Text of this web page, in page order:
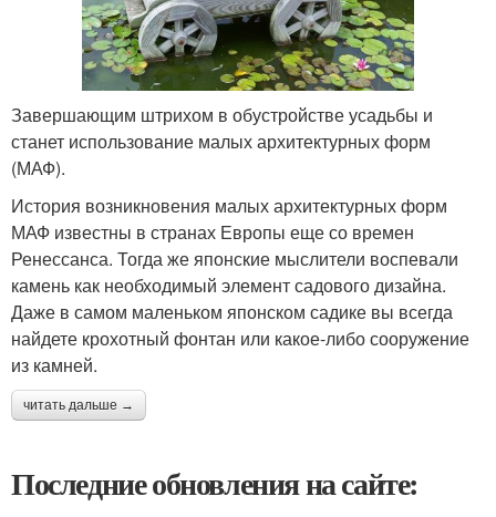
Завершающим штрихом в обустройстве усадьбы и
станет использование малых архитектурных форм
(МАФ).
История возникновения малых архитектурных форм
МАФ известны в странах Европы еще со времен
Ренессанса. Тогда же японские мыслители воспевали
камень как необходимый элемент садового дизайна.
Даже в самом маленьком японском садике вы всегда
найдете крохотный фонтан или какое-либо сооружение
из камней.
читать дальше →
Последние обновления на сайте: